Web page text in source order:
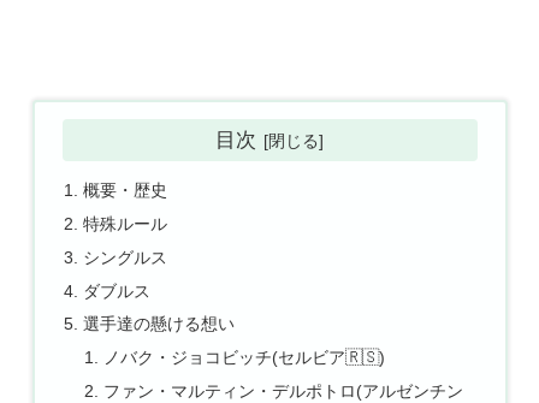
目次
概要・歴史
特殊ルール
シングルス
ダブルス
選手達の懸ける想い
ノバク・ジョコビッチ(セルビア🇷🇸)
ファン・マルティン・デルポトロ(アルゼンチン